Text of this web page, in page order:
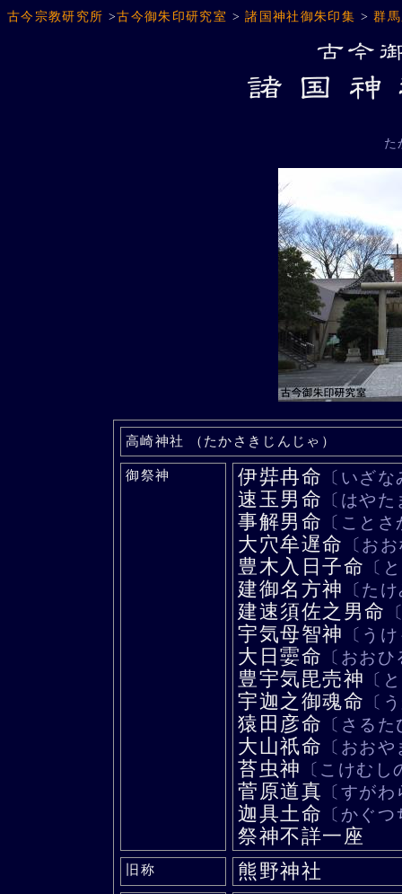
古今宗教研究所 >古今御朱印研究室 >諸国神社御朱印集 >群
た
高崎神社 （たかさきじんじゃ）
御祭神 伊弉冉命 〔いざ
速玉男命 〔はや
事解男命 〔こと
大穴牟遅命 〔お
豊木入日子命 〔
建御名方神 〔た
建速須佐之男命
宇気母智神 〔う
大日孁命 〔おお
豊宇気毘売神 〔
宇迦之御魂命 〔
猿田彦命 〔さる
大山祇命 〔おお
苔虫神 〔こけむし
菅原道真 〔すが
迦具土命 〔かぐ
祭神不詳一座
旧称 熊野神社